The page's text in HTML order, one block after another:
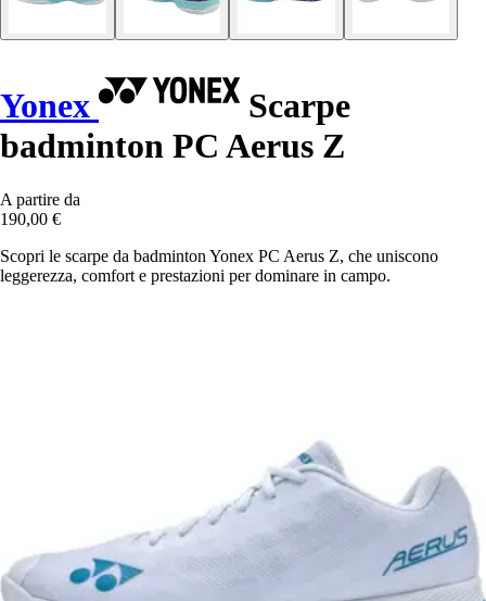
Yonex
Scarpe
badminton PC Aerus Z
A partire da
190,00 €
Scopri le scarpe da badminton Yonex PC Aerus Z, che uniscono
leggerezza, comfort e prestazioni per dominare in campo.